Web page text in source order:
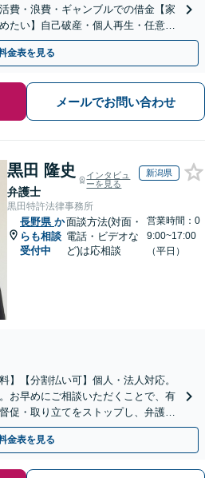
費・浪費・ギャンブルでの借金【家
たい】自己破産・個人再生・任意整
全個室で秘密厳守】
金表を見る
メールでお問い合わせ
黒田 隆史
弁護士
インタビュ
ーを見る
新潟県
黒田特許法律事務所
長野県 か
らも相談
受付中
面談方法(対面・
電話・ビデオな
ど)は応相談
営業時間：0
9:00~17:00
（平日）
】【分割払い可】個人・法人対応。
お早めにご相談いただくことで、有
促・取り立てをストップし、弁護士
ましょう。【駐車場有】
金表を見る